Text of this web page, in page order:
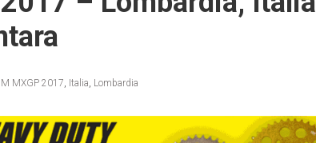
MXGP 2017, Italia, Lombardia